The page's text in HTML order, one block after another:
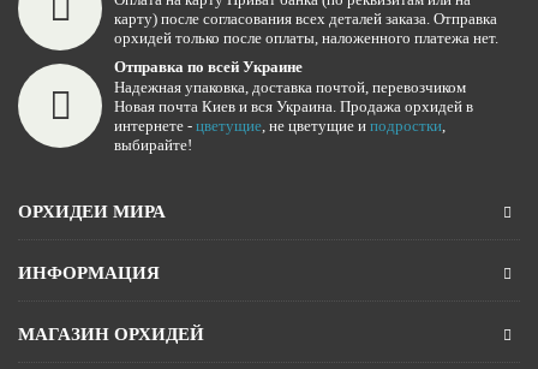
карту) после согласования всех деталей заказа. Отправка
орхидей только после оплаты, наложенного платежа нет.
Отправка по всей Украине
Надежная упаковка, доставка почтой, перевозчиком
Новая почта Киев и вся Украина. Продажа орхидей в
интернете - цветущие, не цветущие и подростки,
выбирайте!
ОРХИДЕИ МИРА
ИНФОРМАЦИЯ
МАГАЗИН ОРХИДЕЙ